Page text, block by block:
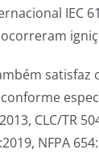
IEC
CLC/TR
NFPA